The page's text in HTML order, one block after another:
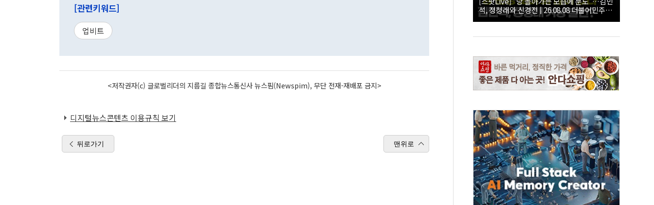
[관련키워드]
업비트
<저작권자(c) 글로벌리더의 지름길 종합뉴스통신사 뉴스핌(Newspim), 무단 전재-재배포 금지>
디지털뉴스콘텐츠 이용규칙 보기
뒤로가기 맨위로
석, 정청래와 신경전 | 26.08.08 더불어민주당
당대표·최고위원 후보 제주 합동연설회